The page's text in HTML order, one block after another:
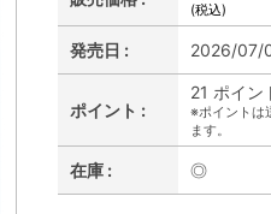
(税込)
発売日 : 2026/07/
ポイント :
21 ポイン
※ポイントは
ます。
在庫 : ◎